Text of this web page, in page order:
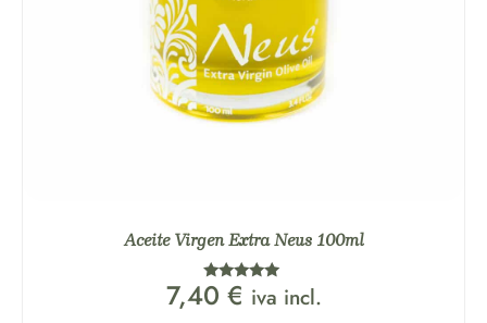
Aceite Virgen Extra Neus 100ml
Valorado
con
7,40 € iva incl.